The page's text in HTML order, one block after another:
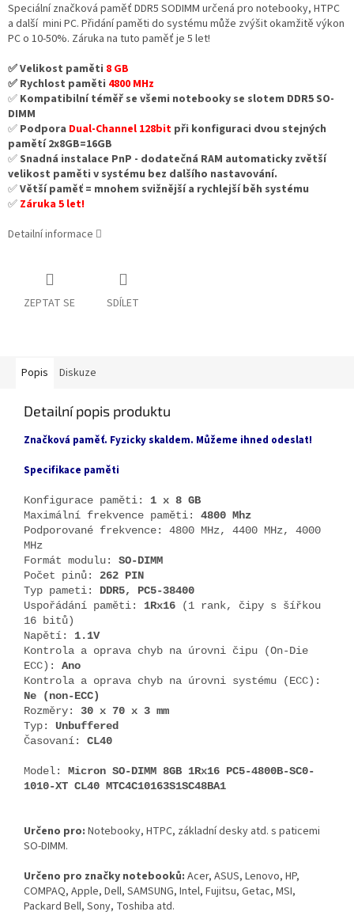
Speciální značková paměť DDR5 SODIMM určená pro notebooky, HTPC
a další mini PC. Přidání paměti do systému může zvýšit okamžitě výkon
PC o 10-50%. Záruka na tuto paměť je 5 let!
✅ Velikost paměti 8 GB
✅ Rychlost paměti 4800 MHz
✅ Kompatibilní téměř se všemi notebooky se slotem DDR5 SO-
DIMM
✅ Podpora Dual-Channel 128bit při konfiguraci dvou stejných
pamětí 2x8GB=16GB
✅Snadná instalace PnP - dodatečná RAM automaticky zvětší
velikost paměti v systému bez dalšího nastavování.
✅Větší paměť = mnohem svižnější a rychlejší běh systému
✅ Záruka 5 let!
Detailní informace
ZEPTAT SE SDÍLET
Popis Diskuze
Detailní popis produktu
Značková paměť. Fyzicky skaldem. Můžeme ihned odeslat!
Specifikace paměti
Konfigurace paměti: 1 x 8 GB
Maximální frekvence paměti: 4800 Mhz
Podporované frekvence: 4800 MHz, 4400 MHz, 4000
MHz
Formát modulu: SO-DIMM
Počet pinů: 262 PIN
Typ pameti: DDR5, PC5-38400
Uspořádání paměti:
1Rx16
(1 rank, čipy s šířkou
16 bitů)
Napětí: 1.1V
Kontrola a oprava chyb na úrovni čipu (On-Die
ECC): Ano
Kontrola a oprava chyb na úrovni systému (ECC):
Ne (non-ECC)
Rozměry: 30 x 70 x 3 mm
Typ: Unbuffered
Časovaní: CL40
Model: Micron SO-DIMM 8GB 1Rx16 PC5-4800B-SC0-
1010-XT CL40 MTC4C10163S1SC48BA1
Určeno pro: Notebooky, HTPC, základní desky atd. s paticemi
SO-DIMM.
Určeno pro značky notebooků: Acer, ASUS, Lenovo, HP,
COMPAQ, Apple, Dell, SAMSUNG, Intel, Fujitsu, Getac, MSI,
Packard Bell, Sony, Toshiba atd.